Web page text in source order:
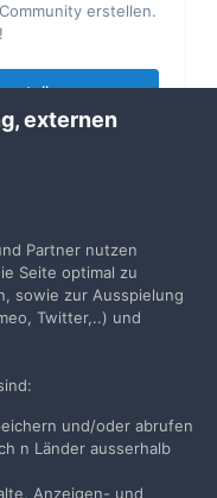
erstellen.
Melde Dich hier an.
Folgen
externen
Partner nutzen
Seite optimal zu
sowie zur Ausspielung
Twitter,..) und
und/oder abrufen
n Länder ausserhalb
Anzeigen- und